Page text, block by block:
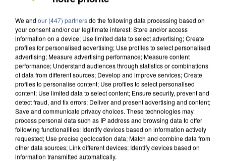
We and our (447) partnersdo the following data processing based on
your consent and/or our legitimate interest: Store and/or access
information on a device; Use limited data to select advertising; Create
profiles for personalised advertising; Use profiles to select personalised
advertising; Measure advertising performance; Measure content
performance; Understand audiences through statistics or combinations
of data from different sources; Develop and improve services; Create
profiles to personalise content; Use profiles to select personalised
content; Use limited data to select content; Ensure security, prevent and
detect fraud, and fix errors; Deliver and present advertising and content;
Save and communicate privacy choices. These technologies may
process personal data such as IP address and browsing data to offer
following functionalities: Identify devices based on information actively
requested; Use precise geolocation data; Match and combine data from
other data sources; Link different devices; Identify devices based on
information transmitted automatically.